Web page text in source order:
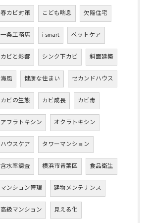
春カビ対策 こども喘息 欠陥住宅
一条工務店 i-smart ペットケア
カビと影響 シンク下カビ 斜面建築
海風 健康な住まい セカンドハウス
カビの生態 カビ成長 カビ毒
アフラトキシン オクラトキシン
ハウスケア タワーマンション
含水率調査 横浜市青葉区 食品衛生
マンション管理 建物メンテナンス
高級マンション 見える化